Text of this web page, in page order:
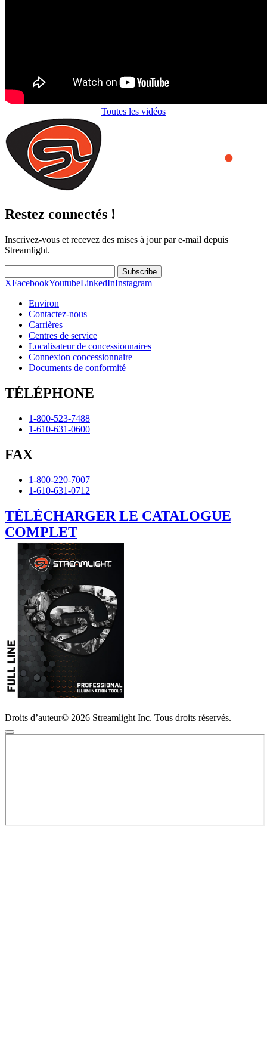
Toutes les vidéos
Restez connectés !
Inscrivez-vous et recevez des mises à jour par e-mail depuis
Streamlight.
Subscribe
XFacebookYoutubeLinkedInInstagram
Environ
Contactez-nous
Carrières
Centres de service
Localisateur de concessionnaires
Connexion concessionnaire
Documents de conformité
TÉLÉPHONE
1-800-523-7488
1-610-631-0600
FAX
1-800-220-7007
1-610-631-0712
TÉLÉCHARGER LE CATALOGUE
COMPLET
Droits d’auteur© 2026 Streamlight Inc. Tous droits réservés.